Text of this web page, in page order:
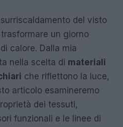
surriscaldamento del visto
un giorno
calore. Dalla mia
nella scelta di materiali
che riflettono la luce,
articolo esamineremo
dei tessuti,
funzionali e le linee di